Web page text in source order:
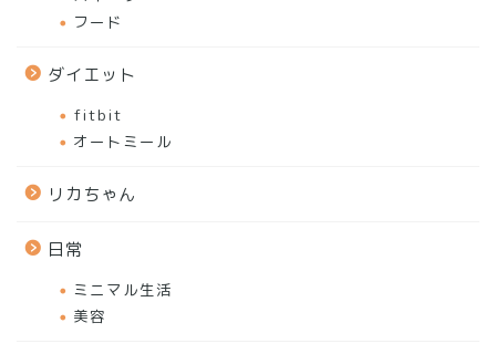
フード
ダイエット
fitbit
オートミール
リカちゃん
日常
ミニマル生活
美容